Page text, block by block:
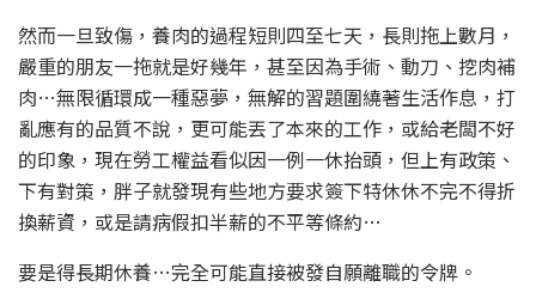
然而一旦致傷，養肉的過程短則四至七天，長則拖上數月，
嚴重的朋友一拖就是好幾年，甚至因為手術、動刀、挖肉補
肉…無限循環成一種惡夢，無解的習題圍繞著生活作息，打
亂應有的品質不說，更可能丟了本來的工作，或給老闆不好
的印象，現在勞工權益看似因一例一休抬頭，但上有政策、
下有對策，胖子就發現有些地方要求簽下特休休不完不得折
換薪資，或是請病假扣半薪的不平等條約…
要是得長期休養…完全可能直接被發自願離職的令牌。